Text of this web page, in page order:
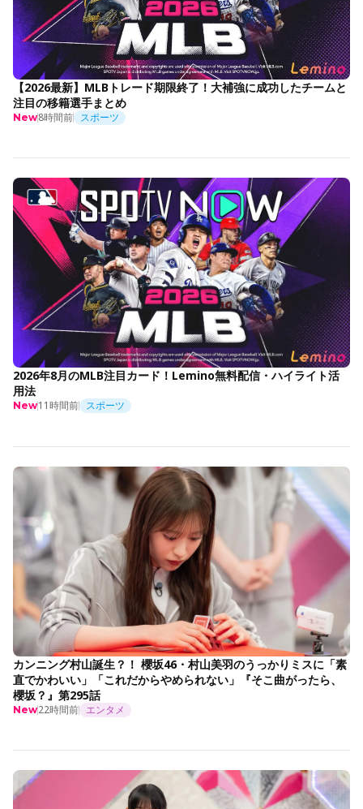
【2026最新】MLBトレード期限終了！大補強に成功したチームと
注目の移籍選手まとめ
New8時間前 スポーツ
2026年8月のMLB注目カード！Lemino無料配信・ハイライト活
用法
New11時間前 スポーツ
カンニング村山誕生？！ 櫻坂46・村山美羽のうっかりミスに「素
直でかわいい」「これだからやめられない」『そこ曲がったら、
櫻坂？』第295話
New22時間前 エンタメ